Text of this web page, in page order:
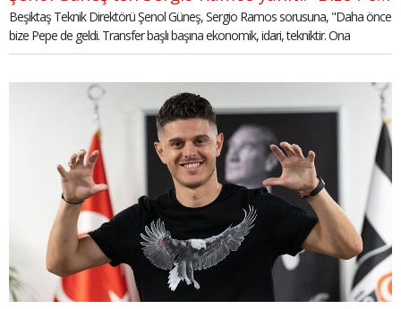
Beşiktaş Teknik Direktörü Şenol Güneş, Sergio Ramos sorusuna, "Daha önce
bize Pepe de geldi. Transfer başlı başına ekonomik, idari, tekniktir. Ona
bakmak lazım. Şu anda gündemde olmadığı için bir şey söyleyemiyorum.